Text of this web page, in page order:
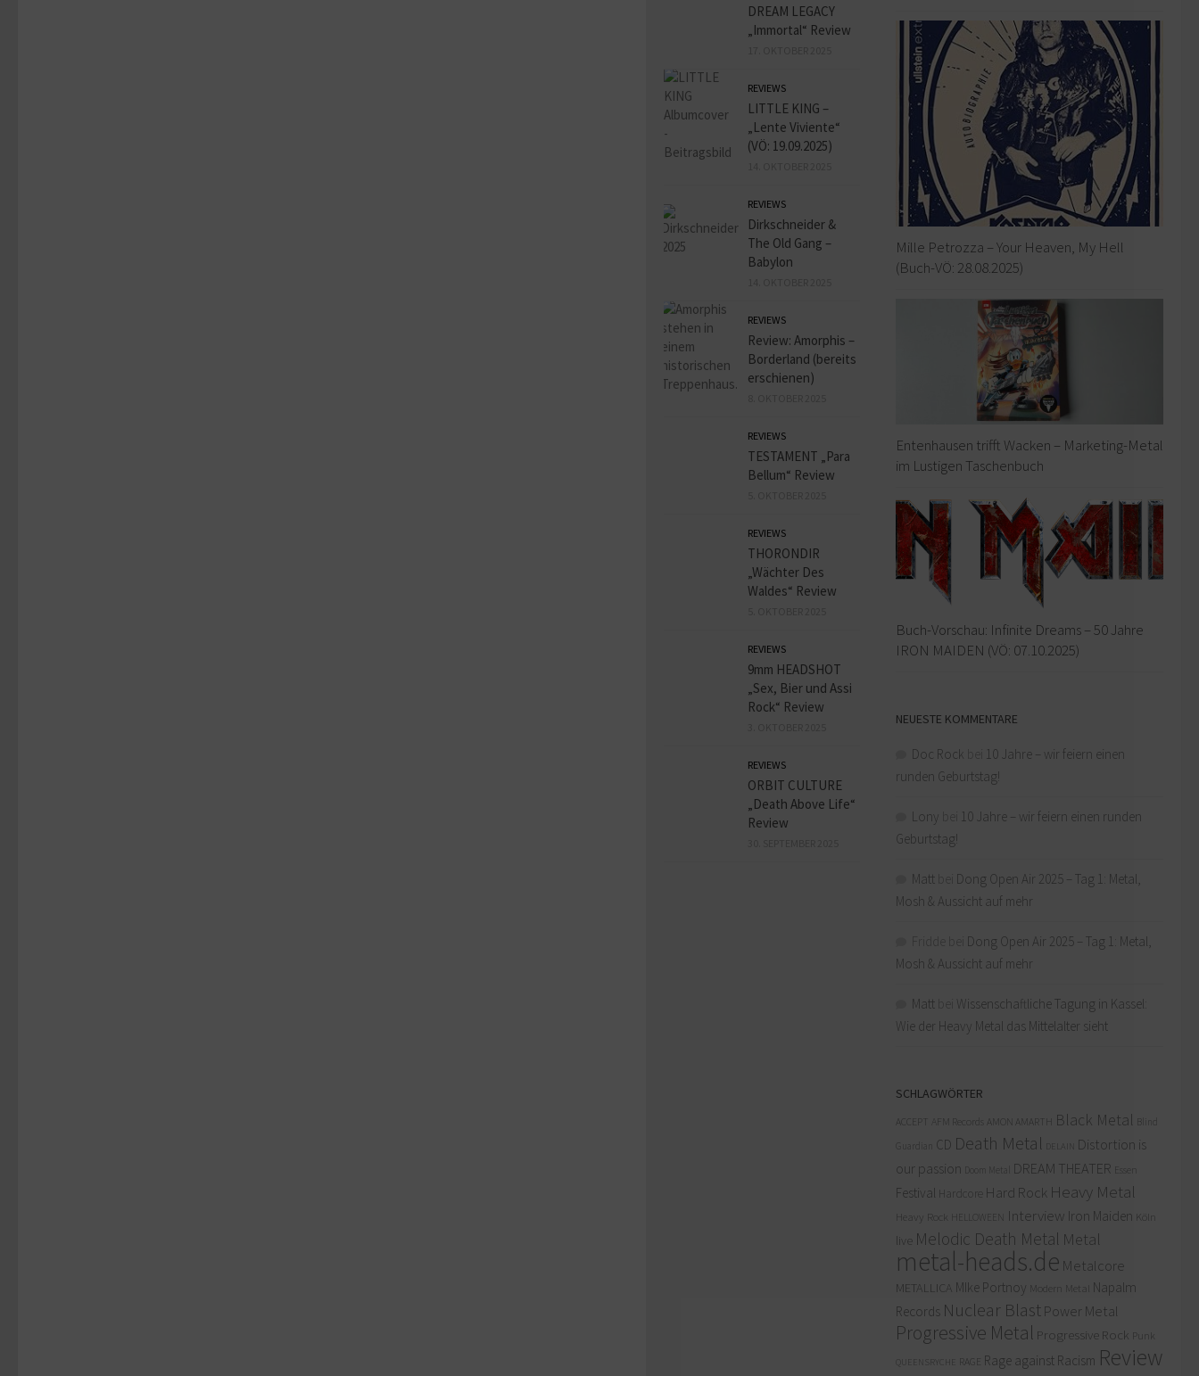
Mille Petrozza – Your Heaven, My Hell
(Buch-VÖ: 28.08.2025)
Entenhausen trifft Wacken – Marketing-Metal
im Lustigen Taschenbuch
Buch-Vorschau: Infinite Dreams – 50 Jahre
IRON MAIDEN (VÖ: 07.10.2025)
NEUESTE KOMMENTARE
Doc Rock
10 Jahre – wir feiern einen
runden Geburtstag!
Lony
10 Jahre – wir feiern einen runden
Geburtstag!
Matt
Dong Open Air 2025 – Tag 1: Metal,
Mosh & Aussicht auf mehr
Dong Open Air 2025 – Tag 1: Metal,
Mosh & Aussicht auf mehr
Matt
Wissenschaftliche Tagung in Kassel:
Wie der Heavy Metal das Mittelalter sieht
SCHLAGWÖRTER
ACCEPT AFM Records AMON AMARTH Black Metal
Blind
CD Death Metal
Distortion is
our passion
Doom Metal DREAM THEATER
Festival Hardcore Hard Rock Heavy Metal
Heavy Rock HELLOWEEN Interview Iron Maiden Köln
live Melodic Death Metal Metal
metal-heads.de Metalcore
METALLICA MIke Portnoy Modern Metal
Napalm
Records Nuclear Blast Power Metal
Progressive Metal Progressive Rock Punk
QUEENSRYCHE RAGE Rage against Racism Review
DREAM LEGACY
„Immortal“ Review
REVIEWS
LITTLE KING –
„Lente Viviente“
(VÖ: 19.09.2025)
REVIEWS
Dirkschneider &
The Old Gang –
Babylon
REVIEWS
Review: Amorphis –
Borderland (bereits
erschienen)
REVIEWS
TESTAMENT „Para
Bellum“ Review
REVIEWS
THORONDIR
„Wächter Des
Waldes“ Review
REVIEWS
9mm HEADSHOT
„Sex, Bier und Assi
Rock“ Review
REVIEWS
ORBIT CULTURE
„Death Above Life“
Review